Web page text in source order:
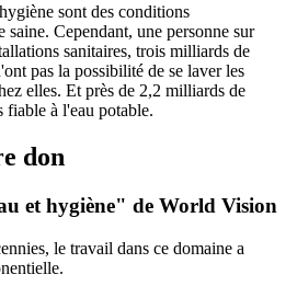
sont des conditions
Cependant, une personne sur
sanitaires, trois milliards de
pas la possibilité de se laver les
elles. Et près de 2,2 milliards de
fiable à l'eau potable.
don
et hygiène" de World Vision
le travail dans ce domaine a